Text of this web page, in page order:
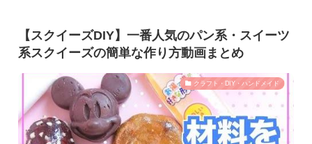
【スクイーズDIY】一番人気のパン系・スイーツ
系スクイーズの簡単な作り方動画まとめ
クラフト・DIY・ハンドメイド